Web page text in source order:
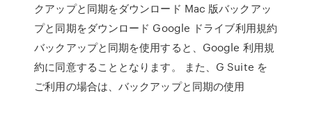
クアップと同期をダウンロード Mac 版バックアッ
プと同期をダウンロード Google ドライブ利用規約
バックアップと同期を使用すると、Google 利用規
約に同意することとなります。 また、G Suite を
ご利用の場合は、バックアップと同期の使用